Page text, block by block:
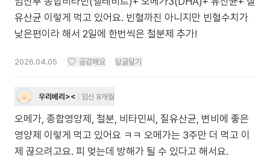
유산균 이렇게 먹고 있어요. 빈혈까진 아니지만 빈혈수치가
낮은편이라 해서 2일에 한번씩은 철분제 추가!
2026.04.05 공감해요 답글달기
우리베리>< 임신 8개월
오메가, 종합영양제, 철분, 비타민씨, 질유산균, 변비에 좋은
영양제 이렇게 먹고 있어요 ㅋㅋ 오메가는 3주만 더 먹고 이
제 끊으려고요. 피 멎는데 방해가 될 수 있다고 해서요.